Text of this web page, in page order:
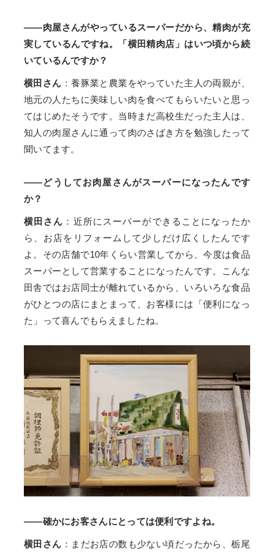
——肉屋さんがやっているスーパーだから、精肉が充
実しているんですね。「横田精肉店」はいつ頃から続
いているんですか？
横田さん ：養豚業と農業をやっていた主人の両親が、
地元の人たちに美味しい肉を食べてもらいたいと思っ
てはじめたそうです。当時まだ高校生だった主人は、
知人の肉屋さんに通って肉のさばき方を勉強したって
聞いてます。
——どうしてお肉屋さんがスーパーになったんです
か？
横田さん ：近所にスーパーができることになったか
ら、お店をリフォームして少しだけ広くしたんです
よ。その店舗で10年くらい営業してから、今度は食品
スーパーとして営業することになったんです。こんな
田舎ではお店同士が離れているから、いろいろな食品
がひとつの店にまとまって、お客様には「便利になっ
た」って喜んでもらえましたね。
——確かにお客さんにとっては便利ですよね。
横田さん ：まだお店の数も少ない頃だったから、栃尾